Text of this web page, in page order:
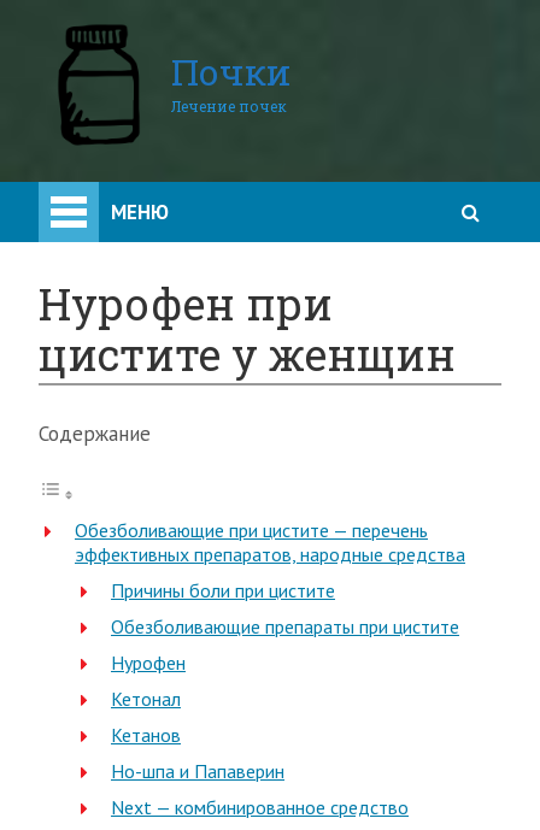
Почки
Лечение почек
МЕНЮ
Нурофен при
цистите у женщин
Содержание
Обезболивающие при цистите — перечень
эффективных препаратов, народные средства
Причины боли при цистите
Обезболивающие препараты при цистите
Нурофен
Кетонал
Кетанов
Но-шпа и Папаверин
Next — комбинированное средство